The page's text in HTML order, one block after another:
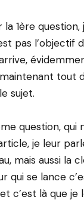
la 1ère
pas l’objectif
tout
sujet.
question, qui
je leur
mais aussi la
qui se lance
c’est là que je